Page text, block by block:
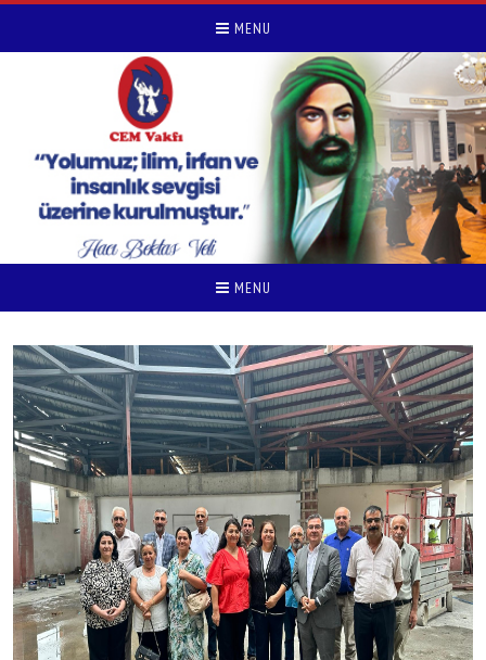
MENU
MENU